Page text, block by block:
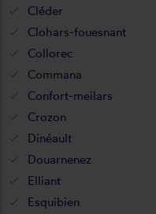
Cléder
Clohars-fouesnant
Collorec
Commana
Confort-meilars
Crozon
Dinéault
Douarnenez
Elliant
Esquibien